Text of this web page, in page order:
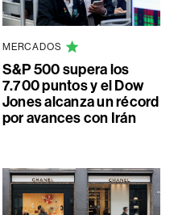
MERCADOS
S&P 500 supera los
7.700 puntos y el Dow
Jones alcanza un récord
por avances con Irán